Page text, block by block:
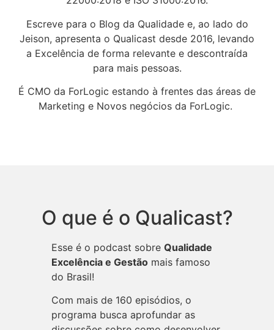
Escreve para o Blog da Qualidade e, ao lado do
Jeison, apresenta o Qualicast desde 2016, levando
a Excelência de forma relevante e descontraída
para mais pessoas.
É CMO da ForLogic estando à frentes das áreas de
Marketing e Novos negócios da ForLogic.
O que é o Qualicast?
Esse é o podcast sobreQualidade
Excelência e Gestão mais famoso
do Brasil!
Com mais de 160 episódios, o
programa busca aprofundar as